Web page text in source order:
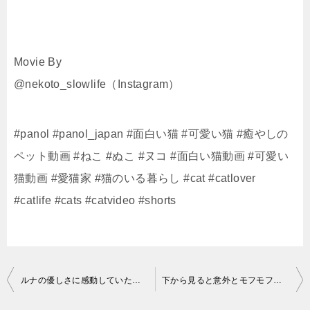
Movie By
@nekoto_slowlife（Instagram）
#panol #panol_japan #面白い猫 #可愛い猫 #癒やしの
ペット動画 #ねこ #ぬこ #ヌコ #面白い猫動画 #可愛い
猫動画 #愛猫家 #猫のいる暮らし #cat #catlover
#catlife #cats #catvideo #shorts
投